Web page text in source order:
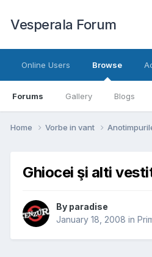
Vesperala Forum
Online Users Browse
Forums Gallery Blogs
Home Vorbe in vant
Ghiocei şi alti
By paradise
January 18, 2008 in